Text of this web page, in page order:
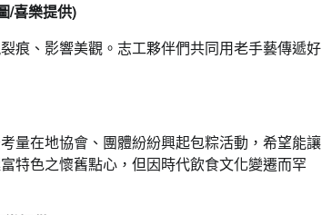
/喜樂提供)
痕、影響美觀。志工夥伴們共同用老手藝傳遞好
量在地協會、團體紛紛興起包粽活動，希望能讓
特色之懷舊點心，但因時代飲食文化變遷而罕